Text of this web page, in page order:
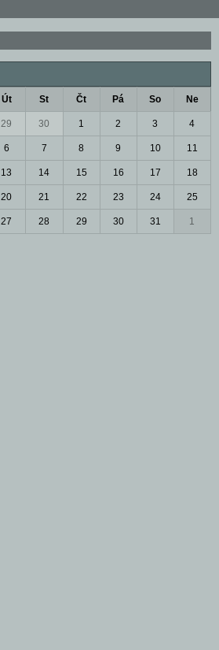
Út St Čt Pá So Ne
29 30 1 2 3 4
6 7 8 9 10 11
13 14 15 16 17 18
20 21 22 23 24 25
27 28 29 30 31 1